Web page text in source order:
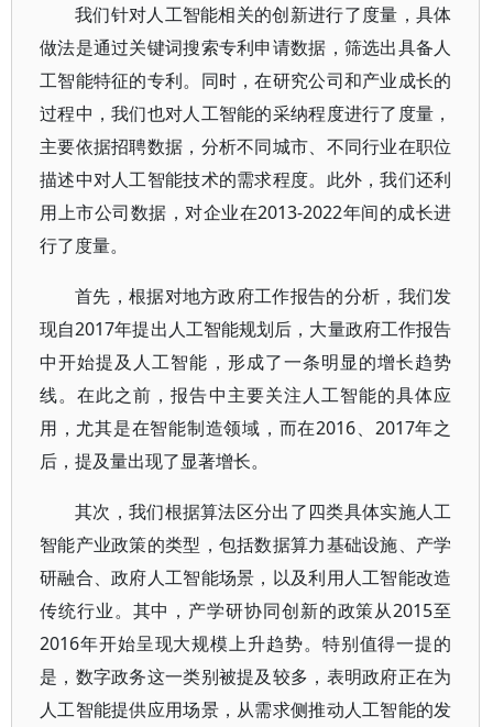
我们针对人工智能相关的创新进行了度量，具体
做法是通过关键词搜索专利申请数据，筛选出具备人
工智能特征的专利。同时，在研究公司和产业成长的
过程中，我们也对人工智能的采纳程度进行了度量，
主要依据招聘数据，分析不同城市、不同行业在职位
描述中对人工智能技术的需求程度。此外，我们还利
用上市公司数据，对企业在2013-2022年间的成长进
行了度量。
首先，根据对地方政府工作报告的分析，我们发
现自2017年提出人工智能规划后，大量政府工作报告
中开始提及人工智能，形成了一条明显的增长趋势
线。在此之前，报告中主要关注人工智能的具体应
用，尤其是在智能制造领域，而在2016、2017年之
后，提及量出现了显著增长。
其次，我们根据算法区分出了四类具体实施人工
智能产业政策的类型，包括数据算力基础设施、产学
研融合、政府人工智能场景，以及利用人工智能改造
传统行业。其中，产学研协同创新的政策从2015至
2016年开始呈现大规模上升趋势。特别值得一提的
是，数字政务这一类别被提及较多，表明政府正在为
人工智能提供应用场景，从需求侧推动人工智能的发